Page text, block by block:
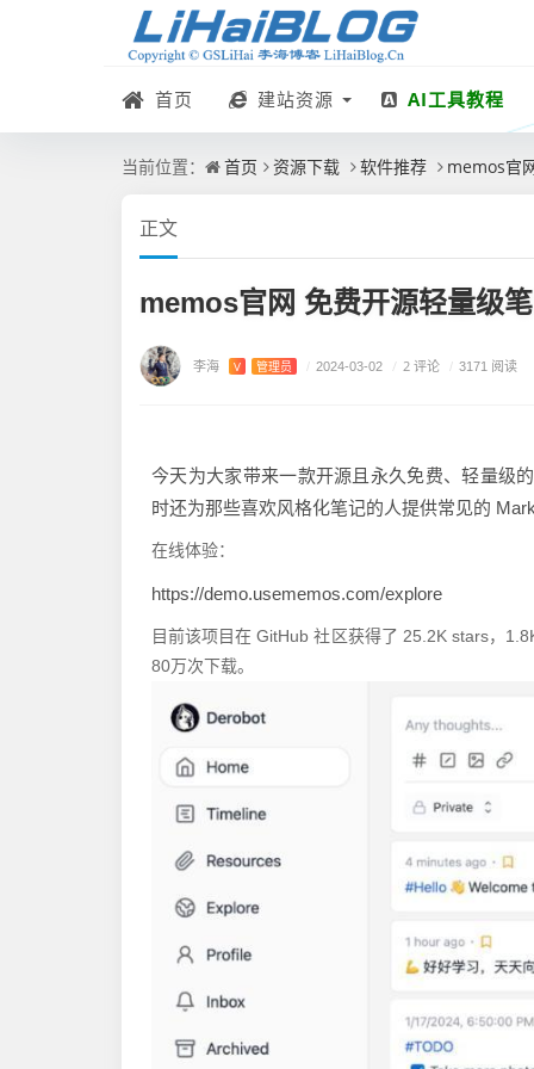
首页 建站资源 AI工具教程
当前位置： 首页 资源下载 软件推荐 memos官
正文
memos官网 免费开源轻量级
李海 V 管理员 / 2024-03-02 / 2 评论 / 3171 阅读
今天为大家带来一款开源且永久免费、轻量级
时还为那些喜欢风格化笔记的人提供常见的
在线体验：
https://demo.usememos.com/explore
目前该项目在 GitHub 社区获得了 25.2K stars，
80万次下载。